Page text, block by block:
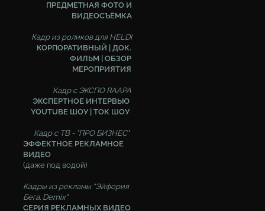
ПРЕДМЕТНАЯ ФОТО И
ВИДЕОСЪЁМКА
Кадр из роликов для HELDI
КОРПОРАТИВНЫЙ | ДОК.
ФИЛЬМ | ОБЗОР
МЕРОПРИЯТИЯ
Кадр с ЭКСПО RAAPA
ЭКСПЕРТНОЕ ИНТЕРВЬЮ
YOUTUBE ШОУ | ТОК ШОУ
Кадр с ТВ - "ПРО БИЗНЕС"
ЭФФЕКТНОЕ РЕКЛАМНОЕ
ВИДЕО
(даже под водой)
Кадры из рекламы "Эйфория
Бега. Demix"
СЕРИЯ РЕКЛАМНЫХ ВИДЕО